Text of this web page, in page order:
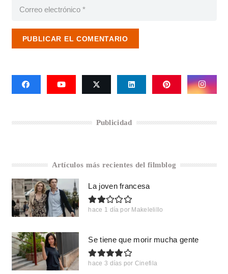
PUBLICAR EL COMENTARIO
Publicidad
Artículos más recientes del filmblog
La joven francesa
hace 1 día por Makelelillo
Se tiene que morir mucha gente
hace 3 días por Cinefila